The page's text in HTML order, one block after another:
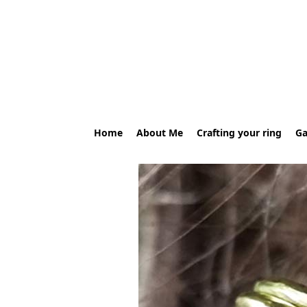
Home About Me Crafting your ring